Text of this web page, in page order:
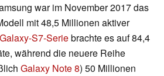
war im November 2017 das
mit 48,5 Millionen aktiver
Galaxy-S7-Seriebrachte es auf 84,4
während die neuere Reihe
Galaxy Note 8) 50 Millionen